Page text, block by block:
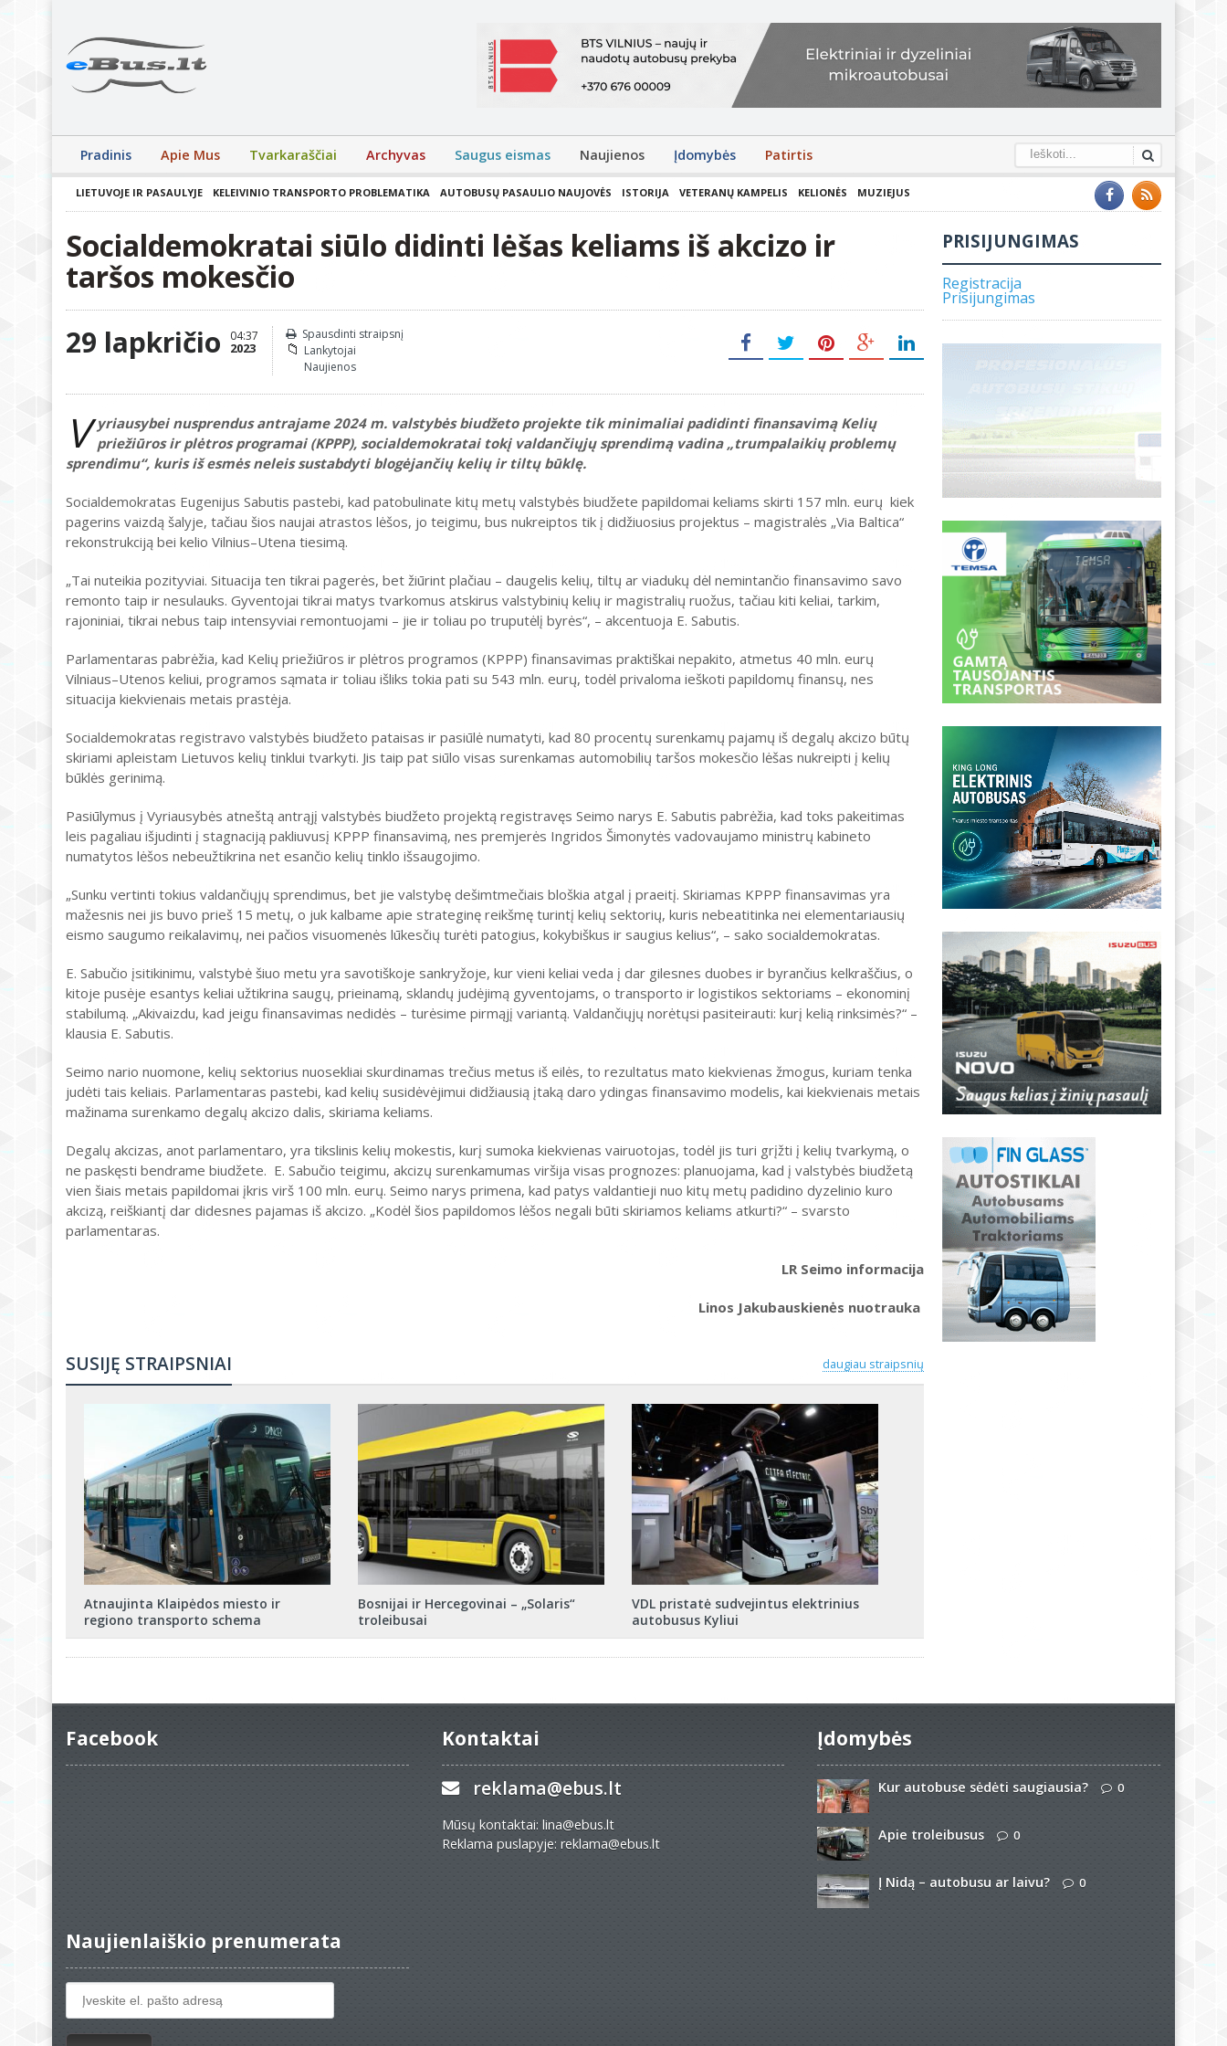
Pradinis Apie Mus Tvarkaraščiai Archyvas Saugus eismas Naujienos Įdomybės Patirtis
LIETUVOJE IR PASAULYJE KELEIVINIO TRANSPORTO PROBLEMATIKA AUTOBUSŲ PASAULIO NAUJOVĖS ISTORIJA VETERANŲ KAMPELIS KELIONĖS MUZIEJUS
Socialdemokratai siūlo didinti lėšas keliams iš akcizo ir
taršos mokesčio
29 lapkričio 04:37
2023
Spausdinti straipsnį
Lankytojai
Naujienos
V yriausybei nusprendus antrajame 2024 m. valstybės biudžeto projekte tik minimaliai padidinti finansavimą Kelių
priežiūros ir plėtros programai (KPPP), socialdemokratai tokį valdančiųjų sprendimą vadina „trumpalaikių problemų
sprendimu“, kuris iš esmės neleis sustabdyti blogėjančių kelių ir tiltų būklę.
Socialdemokratas Eugenijus Sabutis pastebi, kad patobulinate kitų metų valstybės biudžete papildomai keliams skirti 157 mln. eurų kiek
pagerins vaizdą šalyje, tačiau šios naujai atrastos lėšos, jo teigimu, bus nukreiptos tik į didžiuosius projektus – magistralės „Via Baltica“
rekonstrukciją bei kelio Vilnius–Utena tiesimą.
„Tai nuteikia pozityviai. Situacija ten tikrai pagerės, bet žiūrint plačiau – daugelis kelių, tiltų ar viadukų dėl nemintančio finansavimo savo
remonto taip ir nesulauks. Gyventojai tikrai matys tvarkomus atskirus valstybinių kelių ir magistralių ruožus, tačiau kiti keliai, tarkim,
rajoniniai, tikrai nebus taip intensyviai remontuojami – jie ir toliau po truputėlį byrės“, – akcentuoja E. Sabutis.
Parlamentaras pabrėžia, kad Kelių priežiūros ir plėtros programos (KPPP) finansavimas praktiškai nepakito, atmetus 40 mln. eurų
Vilniaus–Utenos keliui, programos sąmata ir toliau išliks tokia pati su 543 mln. eurų, todėl privaloma ieškoti papildomų finansų, nes
situacija kiekvienais metais prastėja.
Socialdemokratas registravo valstybės biudžeto pataisas ir pasiūlė numatyti, kad 80 procentų surenkamų pajamų iš degalų akcizo būtų
skiriami apleistam Lietuvos kelių tinklui tvarkyti. Jis taip pat siūlo visas surenkamas automobilių taršos mokesčio lėšas nukreipti į kelių
būklės gerinimą.
Pasiūlymus į Vyriausybės atneštą antrąjį valstybės biudžeto projektą registravęs Seimo narys E. Sabutis pabrėžia, kad toks pakeitimas
leis pagaliau išjudinti į stagnaciją pakliuvusį KPPP finansavimą, nes premjerės Ingridos Šimonytės vadovaujamo ministrų kabineto
numatytos lėšos nebeužtikrina net esančio kelių tinklo išsaugojimo.
„Sunku vertinti tokius valdančiųjų sprendimus, bet jie valstybę dešimtmečiais bloškia atgal į praeitį. Skiriamas KPPP finansavimas yra
mažesnis nei jis buvo prieš 15 metų, o juk kalbame apie strateginę reikšmę turintį kelių sektorių, kuris nebeatitinka nei elementariausių
eismo saugumo reikalavimų, nei pačios visuomenės lūkesčių turėti patogius, kokybiškus ir saugius kelius“, – sako socialdemokratas.
E. Sabučio įsitikinimu, valstybė šiuo metu yra savotiškoje sankryžoje, kur vieni keliai veda į dar gilesnes duobes ir byrančius kelkraščius, o
kitoje pusėje esantys keliai užtikrina saugų, prieinamą, sklandų judėjimą gyventojams, o transporto ir logistikos sektoriams – ekonominį
stabilumą. „Akivaizdu, kad jeigu finansavimas nedidės – turėsime pirmąjį variantą. Valdančiųjų norėtųsi pasiteirauti: kurį kelią rinksimės?“ –
klausia E. Sabutis.
Seimo nario nuomone, kelių sektorius nuosekliai skurdinamas trečius metus iš eilės, to rezultatus mato kiekvienas žmogus, kuriam tenka
judėti tais keliais. Parlamentaras pastebi, kad kelių susidėvėjimui didžiausią įtaką daro ydingas finansavimo modelis, kai kiekvienais metais
mažinama surenkamo degalų akcizo dalis, skiriama keliams.
Degalų akcizas, anot parlamentaro, yra tikslinis kelių mokestis, kurį sumoka kiekvienas vairuotojas, todėl jis turi grįžti į kelių tvarkymą, o
ne paskęsti bendrame biudžete. E. Sabučio teigimu, akcizų surenkamumas viršija visas prognozes: planuojama, kad į valstybės biudžetą
vien šiais metais papildomai įkris virš 100 mln. eurų. Seimo narys primena, kad patys valdantieji nuo kitų metų padidino dyzelinio kuro
akcizą, reiškiantį dar didesnes pajamas iš akcizo. „Kodėl šios papildomos lėšos negali būti skiriamos keliams atkurti?“ – svarsto
parlamentaras.
LR Seimo informacija
Linos Jakubauskienės nuotrauka
daugiau straipsnių
SUSIJĘ STRAIPSNIAI
Atnaujinta Klaipėdos miesto ir
regiono transporto schema
Bosnijai ir Hercegovinai – „Solaris“
troleibusai
VDL pristatė sudvejintus elektrinius
autobusus Kyliui
PRISIJUNGIMAS
Registracija
Prisijungimas
Facebook Kontaktai
reklama@ebus.lt
Mūsų kontaktai: lina@ebus.lt
Reklama puslapyje: reklama@ebus.lt
Įdomybės
Kur autobuse sėdėti saugiausia? 0
Apie troleibusus 0
Į Nidą – autobusu ar laivu? 0
Naujienlaiškio prenumerata